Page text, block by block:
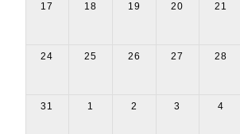
17 18 19 20 21
24 25 26 27 28
31 1 2 3 4